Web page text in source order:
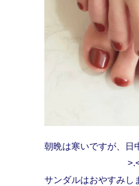
朝晩は寒いですが、日
サンダルはおやすみし